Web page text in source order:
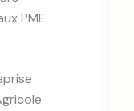
PME